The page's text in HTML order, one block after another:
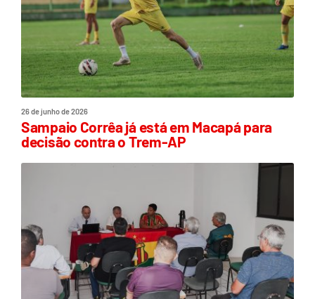
26 de junho de 2026
Sampaio Corrêa já está em Macapá para
decisão contra o Trem-AP